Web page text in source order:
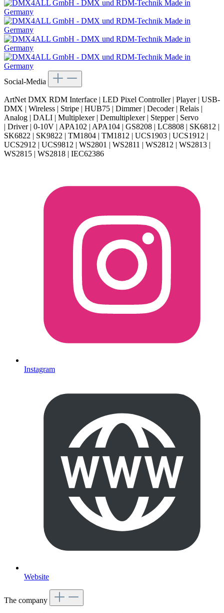
Social-Media
ArtNet DMX RDM Interface | LED Pixel Controller | Player | USB-
DMX | Wireless | Stripe | HUB75 | Dimmer | Decoder | Relais |
Analog | DALI | Multiplexer | Demultiplexer | Stepper | Servo
| Driver | 0-10V | APA102 | APA104 | GS8208 | LC8808 | SK6812 |
SK6822 | SK9822 | TM1804 | TM1812 | UCS1903 | UCS1912 |
UCS2912 | UCS9812 | WS2801 | WS2811 | WS2812 | WS2813 |
WS2815 | WS2818 | IEC62386
Instagram
Website
The company